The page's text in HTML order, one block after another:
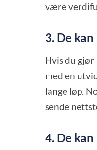
være
3. De
Hvis du gjør
med en
lange løp.
sende
4. De